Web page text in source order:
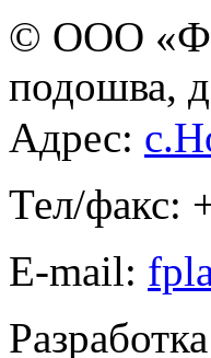
© ООО
подошва,
Адрес:
Тел/факс:
E-mail: